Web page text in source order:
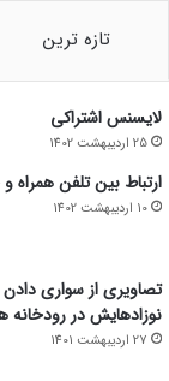
تازه ترین
لایسنس اشتراکی
25 اردیبهشت 1402
ارتباط بین تلفن
10 اردیبهشت 1402
تصاویری از سواری دادن
نوزادهایش در رودخانه
27 اردیبهشت 1401